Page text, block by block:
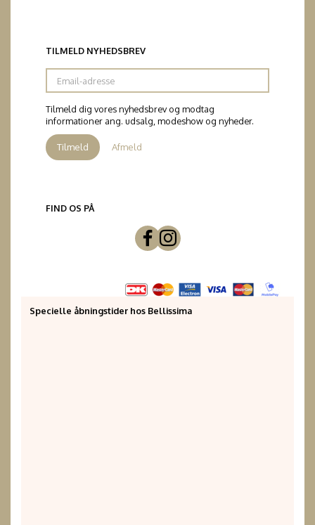
TILMELD NYHEDSBREV
Email-
adresse
Tilmeld dig vores nyhedsbrev og modtag
informationer ang. udsalg, modeshow og nyheder.
Tilmeld Afmeld
FIND OS PÅ
Specielle åbningstider hos Bellissima